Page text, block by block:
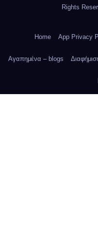
Rights
Home App Privacy
Αγαπημένα – blogs